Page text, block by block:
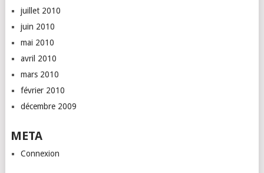
juillet 2010
juin 2010
mai 2010
avril 2010
mars 2010
février 2010
décembre 2009
META
Connexion